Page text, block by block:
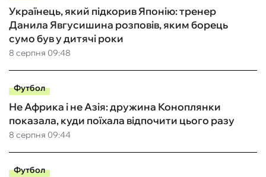
8 серпня 09:48
Українець, який підкорив Японію: тренер
Данила Явгусишина розповів, яким борець
сумо був у дитячі роки
Футбол
8 серпня 09:44
Не Африка і не Азія: дружина Коноплянки
показала, куди поїхала відпочити цього разу
Футбол